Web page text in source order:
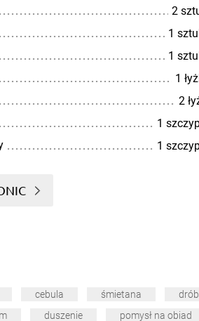
2
1
1
1
2
1
1
cebula śmietana drób
duszenie pomysł na obiad